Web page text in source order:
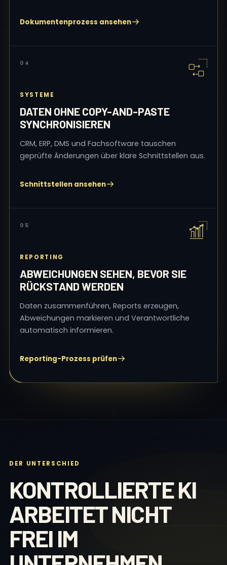
Dokumentenprozess ansehen
04
SYSTEME
DATEN OHNE COPY-AND-PASTE
SYNCHRONISIEREN
CRM, ERP, DMS und Fachsoftware tauschen
geprüfte Änderungen über klare Schnittstellen aus.
Schnittstellen ansehen
05
REPORTING
ABWEICHUNGEN SEHEN, BEVOR SIE
RÜCKSTAND WERDEN
Daten zusammenführen, Reports erzeugen,
Abweichungen markieren und Verantwortliche
automatisch informieren.
Reporting-Prozess prüfen
DER UNTERSCHIED
KONTROLLIERTE KI
ARBEITET NICHT
FREI IM